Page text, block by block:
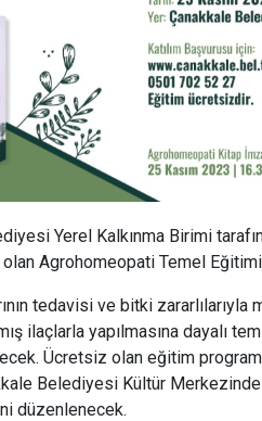
Yerel Kalkınma Birimi
Agrohomeopati Temel
tedavisi ve bitki
ilaçlarla yapılmasına dayalı
Ücretsiz olan eğitim
Belediyesi Kültür
düzenlenecek.